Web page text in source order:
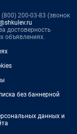
200-03-83 (звонок
достоверность
объявлениях.
без баннерной
данных и